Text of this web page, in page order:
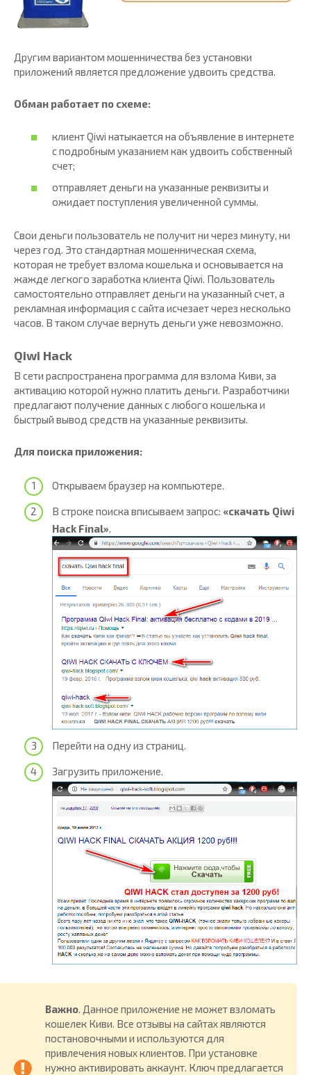
Другим вариантом мошенничества без установки
приложений является предложение удвоить средства.
Обман работает по схеме:
клиент Qiwi натыкается на объявление в интернете
с подробным указанием как удвоить собственный
счет;
отправляет деньги на указанные реквизиты и
ожидает поступления увеличенной суммы.
Свои деньги пользователь не получит ни через минуту, ни
через год. Это стандартная мошенническая схема,
которая не требует взлома кошелька и основывается на
жажде легкого заработка клиента Qiwi. Пользователь
самостоятельно отправляет деньги на указанный счет, а
рекламная информация с сайта исчезает через несколько
часов. В таком случае вернуть деньги уже невозможно.
Qiwi Hack
В сети распространена программа для взлома Киви, за
активацию которой нужно платить деньги. Разработчики
предлагают получение данных с любого кошелька и
быстрый вывод средств на указанные реквизиты.
Для поиска приложения:
Открываем браузер на компьютере.
В строке поиска вписываем запрос: «скачать Qiwi
Hack Final».
Перейти на одну из страниц.
Загрузить приложение.
Важно. Данное приложение не может взломать
кошелек Киви. Все отзывы на сайтах являются
постановочными и используются для
привлечения новых клиентов. При установке
нужно активировать аккаунт. Ключ предлагается